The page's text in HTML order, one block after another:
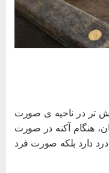
در ناحیه ی صورت
آکنه در صورت
دارد بلکه صورت فرد